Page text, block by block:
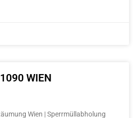
WIEN
Wien | Sperrmüllabholung